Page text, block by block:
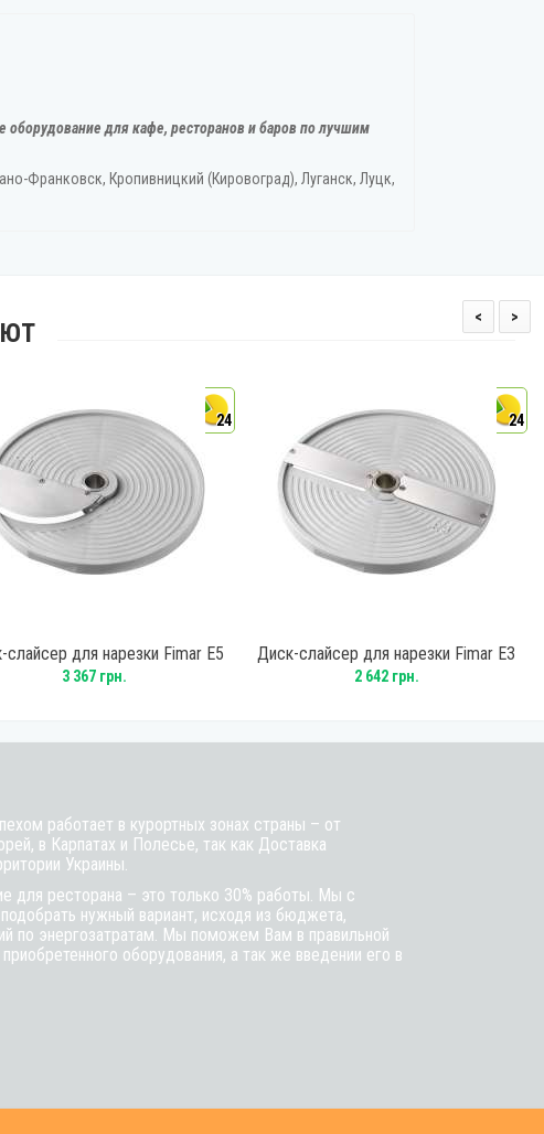
для кафе, ресторанов и баров по лучшим
Франковск, Кропивницкий‎ (Кировоград), Луганск, Луцк,
24
слайсер для нарезки Fimar E5
3 367 грн.
24
Диск-слайсер для нарезки Fimar E3
2 642 грн.
< >
работает в курортных зонах страны – от
в Карпатах и Полесье, так как Доставка
Украины.
для ресторана – это только 30% работы. Мы с
нужный вариант, исходя из бюджета,
по энергозатратам. Мы поможем Вам в правильной
оборудования, а так же введении его в